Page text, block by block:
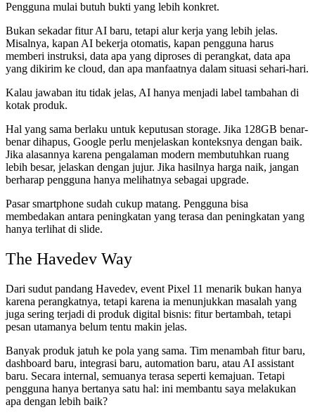
Pengguna mulai butuh bukti yang lebih konkret.
Bukan sekadar fitur AI baru, tetapi alur kerja yang lebih jelas.
Misalnya, kapan AI bekerja otomatis, kapan pengguna harus
memberi instruksi, data apa yang diproses di perangkat, data apa
yang dikirim ke cloud, dan apa manfaatnya dalam situasi sehari-hari.
Kalau jawaban itu tidak jelas, AI hanya menjadi label tambahan di
kotak produk.
Hal yang sama berlaku untuk keputusan storage. Jika 128GB benar-
benar dihapus, Google perlu menjelaskan konteksnya dengan baik.
Jika alasannya karena pengalaman modern membutuhkan ruang
lebih besar, jelaskan dengan jujur. Jika hasilnya harga naik, jangan
berharap pengguna hanya melihatnya sebagai upgrade.
Pasar smartphone sudah cukup matang. Pengguna bisa
membedakan antara peningkatan yang terasa dan peningkatan yang
hanya terlihat di slide.
The Havedev Way
Dari sudut pandang Havedev, event Pixel 11 menarik bukan hanya
karena perangkatnya, tetapi karena ia menunjukkan masalah yang
juga sering terjadi di produk digital bisnis: fitur bertambah, tetapi
pesan utamanya belum tentu makin jelas.
Banyak produk jatuh ke pola yang sama. Tim menambah fitur baru,
dashboard baru, integrasi baru, automation baru, atau AI assistant
baru. Secara internal, semuanya terasa seperti kemajuan. Tetapi
pengguna hanya bertanya satu hal: ini membantu saya melakukan
apa dengan lebih baik?